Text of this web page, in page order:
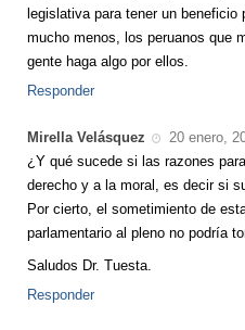
legislativa para tener un
mucho menos, los peruanos que
gente haga algo por ellos.
Responder
Mirella Velásquez
20 enero,
¿Y qué sucede si las razones
derecho y a la moral, es decir si
Por cierto, el sometimiento de
parlamentario al pleno no podría
Saludos Dr. Tuesta.
Responder